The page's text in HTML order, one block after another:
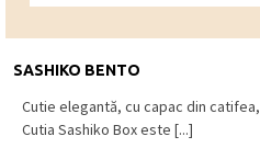
SASHIKO BENTO
Cutie elegantă, cu capac din
Cutia Sashiko Box este [...]